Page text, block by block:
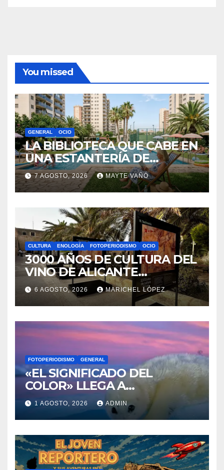
You missed
GENERAL OCIO
LA BIBLIOTECA QUE CABE EN
UNA ESTANTERÍA DE
WALLAPOP
7 AGOSTO, 2026 MAYTE VAÑÓ
CULTURA ENOLOGÍA FOTOPERIODISMO OCIO
3000 AÑOS DE CULTURA DEL
VINO DE ALICANTE
RENACEN EN EL CASTILLO
DE SANTA BÁRBARA
6 AGOSTO, 2026 MARICHEL LÓPEZ
FOTOPERIODISMO GENERAL
«EL SIGNIFICADO DEL
COLOR» LLEGA A
VILLAJOYOSA
1 AGOSTO, 2026 ADMIN